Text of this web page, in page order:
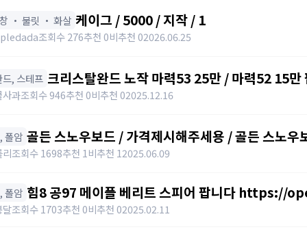
・ 불릿 ・ 화살 케이그 / 5000 / 지작 / 1
조회수 276추천 0비추천 02026.06.25
드, 스테프 크리스탈완드 노작 마력53 25만 / 마력52 15
https://open.kakao.com/o/sdHYKEcg
사과조회수 946추천 0비추천 02025.12.16
폴암 골든 스노우보드 / 가격제시해주세용 / 골든 스노
awwy3820@naver.com
조회수 1698추천 1 비추천 12025.06.09
폴암 힘8 공97 메이플 베리트 스피어 팝니다
달조회수 1703추천 0비추천 02025.02.11